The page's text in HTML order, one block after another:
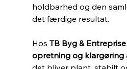
holdbarhed og den
det færdige resultat.
Hos TB Byg & Entreprise
opretning og klargøring